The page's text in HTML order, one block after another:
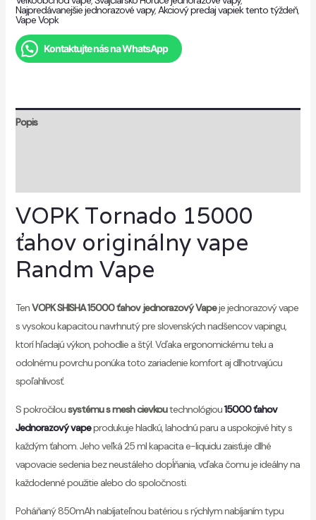
Najpredávanejšie jednorazové vapy,Akciový predaj vapiek tento týždeň,
Vape Vopk
Kontaktujte nás na WhatsApp
Popis
VOPK Tornado 15000
ťahov originálny vape
Randm Vape
TenVOPK SHISHA 15000 ťahov jednorazový Vapeje jednorazový vape
s vysokou kapacitou navrhnutý pre slovenských nadšencov vapingu,
ktorí hľadajú výkon, pohodlie a štýl. Vďaka ergonomickému telu a
odolnému povrchu ponúka toto zariadenie komfort aj dlhotrvajúcu
spoľahlivosť.
S pokročilousystému s mesh cievkoutechnológiou15000 ťahov
Jednorazový vapeprodukuje hladkú, lahodnú paru a uspokojivé hity s
každým ťahom. Jeho veľká 25 ml kapacita e-liquidu zaisťuje dlhé
vapovacie sedenia bez neustáleho dopĺňania, vďaka čomu je ideálny na
každodenné použitie alebo do spoločnosti.
Poháňaný 850mAh nabíjateľnou batériou s rýchlym nabíjaním typu